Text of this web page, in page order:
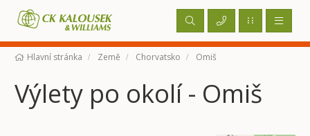
Hlavní stránka Země Chorvatsko Omiš
Výlety po okolí - Omiš